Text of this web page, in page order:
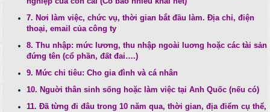
7. Nơi làm việc, chức vụ, thời gian bắt đầu làm. Địa chỉ, điện
thoại, email của công ty
8. Thu nhập: mức lương, thu nhập ngoài luơng hoặc các tài sản
đứng tên (cổ phần, đất đai….)
9. Mức chi tiêu: Cho gia đình và cá nhân
10. Nguời thân sinh sống hoặc làm việc tại Anh Quốc (nếu có)
11. Đã từng đi đâu trong 10 năm qua, thời gian, địa điểm cụ thể,